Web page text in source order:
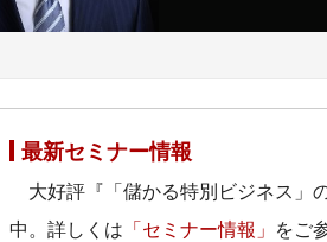
最新セミナー情報
大好評『「儲かる特別ビジネス」
中。詳しくは 「セミナー情報」 をご